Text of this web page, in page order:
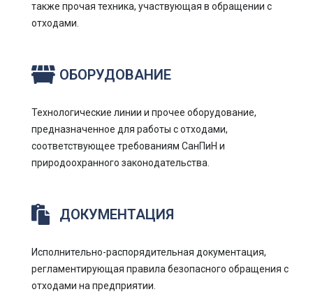
также прочая техника, участвующая в обращении с
отходами.
ОБОРУДОВАНИЕ
Технологические линии и прочее оборудование,
предназначенное для работы с отходами,
соответствующее требованиям СанПиН и
природоохранного законодательства.
ДОКУМЕНТАЦИЯ
Исполнительно-распорядительная документация,
регламентирующая правила безопасного обращения с
отходами на предприятии.